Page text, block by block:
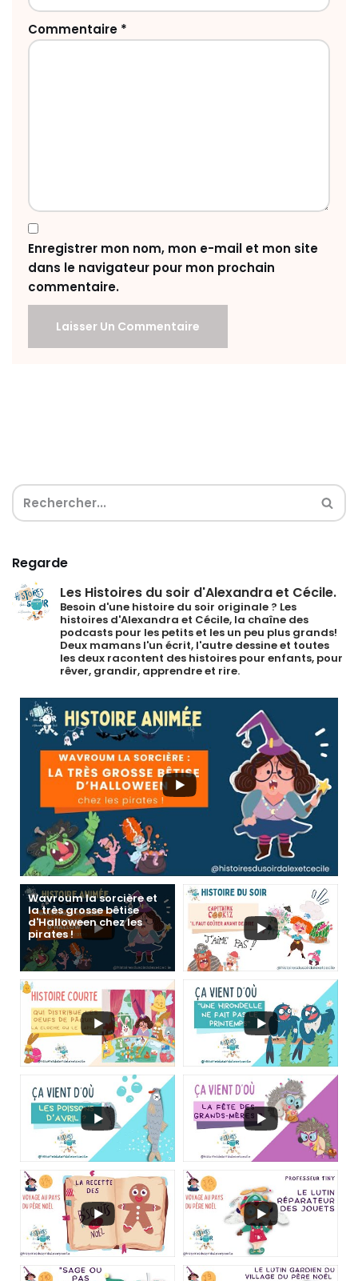
Commentaire *
Enregistrer mon nom, mon e-mail et mon site
dans le navigateur pour mon prochain
commentaire.
Regarde
Les Histoires du soir d'Alexandra et Cécile.
Besoin d'une histoire du soir originale ? Les
histoires d'Alexandra et Cécile, la chaîne des
podcasts pour les petits et les un peu plus grands!
Deux mamans l'un écrit, l'autre dessine et toutes
les deux racontent des histoires pour enfants, pour
rêver, grandir, apprendre et rire.
Wavroum la sorcière et
la très grosse bêtise
d'Halloween chez les
pirates !